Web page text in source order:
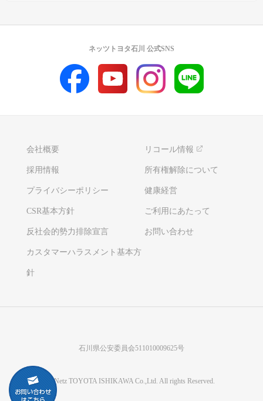
会社概要 リコール情報
採用情報 所有権解除について
プライバシーポリシー 健康経営
CSR基本方針 ご利用にあたって
反社会的勢力排除宣言 お問い合わせ
カスタマーハラスメント基本方
針
ネッツトヨタ石川 公式SNS
石川県公安委員会511010009625号
©Netz TOYOTA ISHIKAWA Co.,Ltd. All rights Reserved.